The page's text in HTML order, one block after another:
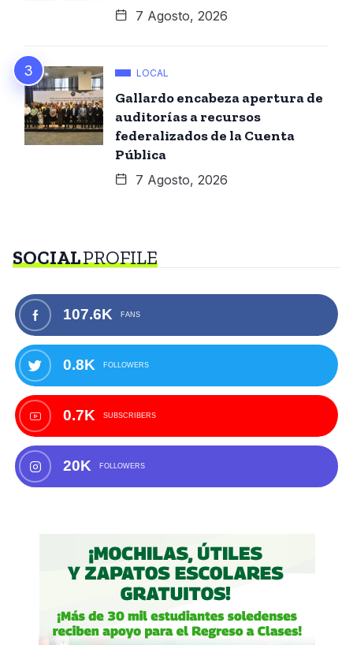
7 Agosto, 2026
LOCAL
Gallardo encabeza apertura de
auditorías a recursos
federalizados de la Cuenta
Pública
7 Agosto, 2026
SOCIALPROFILE
107.6K FANS
0.8K FOLLOWERS
0.7K SUBSCRIBERS
20K FOLLOWERS